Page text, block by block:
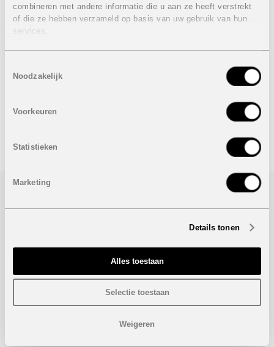
combineren met andere informatie die u aan ze heeft verstrekt
of die ze hebben verzameld op basis van uw gebruik van hun
services.
Noodzakelijk
Voorkeuren
Statistieken
Marketing
Details tonen
Alles toestaan
Selectie toestaan
Weigeren
3 Slaapkamers
2 of 3 Badkamers
Sommige hebben nog een apart gastentoilet
Terras: van 33,05 m² tot 40,65 m²
Prijzen van
Bezoek/infoaanvraag
Wenst u meer informatie over dit project, gelieve dan dit